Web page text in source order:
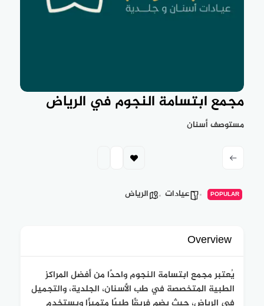
مجمع ابتسامة النجوم في الرياض
مستوصف أسنان
POPULAR عيادات الرياض
Overview
يُعتبر مجمع ابتسامة النجوم واحدًا من أفضل المراكز
الطبية المتخصصة في طب الأسنان، الجلدية، والتجميل